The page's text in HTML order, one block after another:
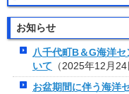
お知らせ
八千代町B＆G海洋
いて （2025年12月24
お盆期間に伴う海洋